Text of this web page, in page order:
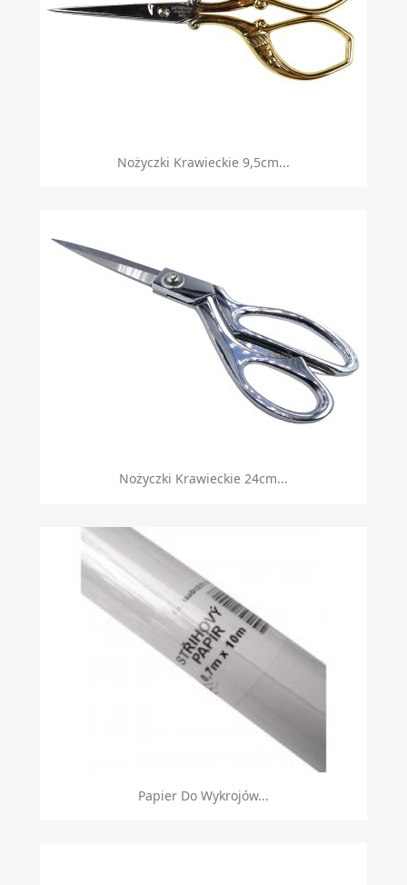
Nożyczki Krawieckie 9,5cm...
Nożyczki Krawieckie 24cm...
Papier Do Wykrojów...